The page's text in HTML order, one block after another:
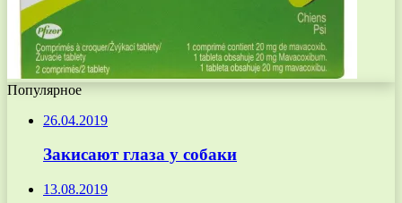
Популярное
26.04.2019
Закисают глаза у собаки
13.08.2019